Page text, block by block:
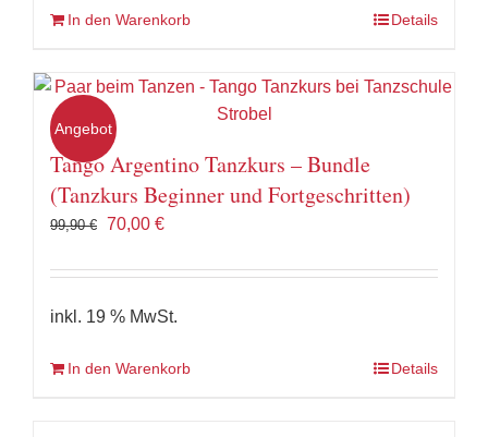
In den Warenkorb Details
Angebot
Tango Argentino Tanzkurs – Bundle
(Tanzkurs Beginner und Fortgeschritten)
99,90€ Ursprünglicher
war:
70,00 €Aktueller
ist:
inkl. 19 % MwSt.
In den Warenkorb Details